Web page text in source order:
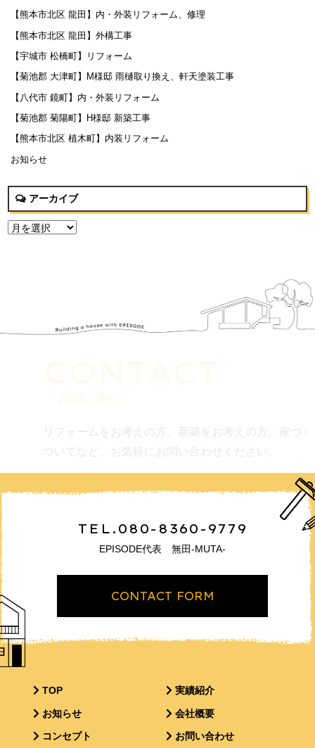
【熊本市北区 龍田】内・外装リフォーム、修理
【熊本市北区 龍田】外構工事
【宇城市 松橋町】リフォーム
【菊池郡 大津町】M様邸 雨樋取り換え、軒天塗装工事
【八代市 鏡町】内・外装リフォーム
【菊池郡 菊陽町】H様邸 新築工事
【熊本市北区 植木町】内装リフォーム
お知らせ
アーカイブ
リフォームをお考えの方、新築をお考えの方、家づ
ついてなど、お気軽にお問い合わせください。
TEL.080-8360-9779
EPISODE代表 無田-MUTA-
CONTACT FORM
TOP 実績紹介
お知らせ 会社概要
コンセプト お問い合わせ